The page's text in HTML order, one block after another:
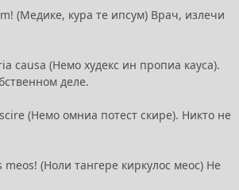
(Медике, кура те ипсум) Врач, излечи
causa (Немо худекс ин пропиа кауса).
деле.
(Немо омниа потест скире). Никто не
(Ноли тангере киркулос меос) Не